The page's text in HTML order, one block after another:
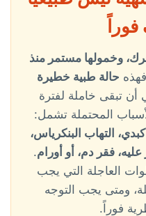
وخمولها مستمر منذ
حالة طبية خطيرة
أن تبقى خاملة لفترة
المحتملة تشمل:
التهاب البنكرياس،
فقر دم، أو أورام.
العاجلة التي يجب
ومتى يجب التوجه
فوراً.